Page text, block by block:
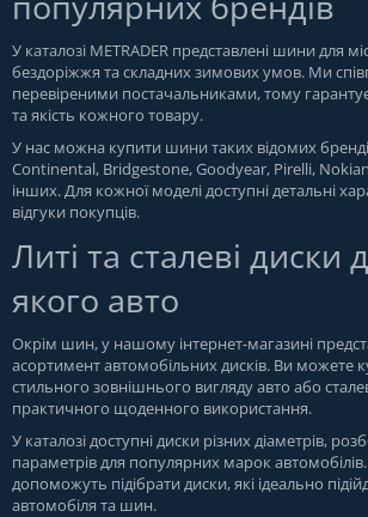
У каталозі METRADER представлені шини для
бездоріжжя та складних зимових умов. Ми
перевіреними постачальниками, тому
та якість кожного товару.
У нас можна купити шини таких відомих
Continental, Bridgestone, Goodyear, Pirelli,
інших. Для кожної моделі доступні детальні
відгуки покупців.
Литі та сталеві диски
якого авто
Окрім шин, у нашому інтернет-магазині
асортимент автомобільних дисків. Ви можете
стильного зовнішнього вигляду авто або
практичного щоденного використання.
У каталозі доступні диски різних діаметрів,
параметрів для популярних марок автомобілів.
допоможуть підібрати диски, які ідеально
автомобіля та шин.